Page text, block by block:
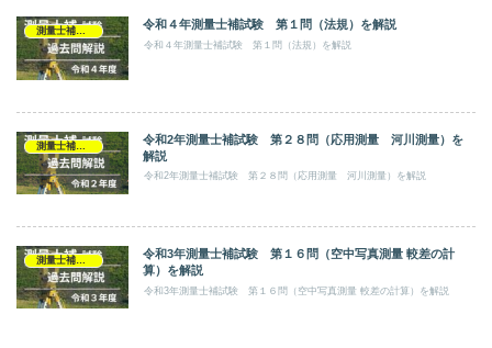
測量士補試験
令和４年測量士補試験 第１問（法規）を解説
令和４年測量士補試験 第１問（法規）を解説
令和2年測量士補試験 第２８問（応用測量 河川測量）を
解説
令和2年測量士補試験 第２８問（応用測量 河川測量）を解説
測量士補試験
令和3年測量士補試験 第１６問（空中写真測量 較差の計
算）を解説
令和3年測量士補試験 第１６問（空中写真測量 較差の計算）を解説